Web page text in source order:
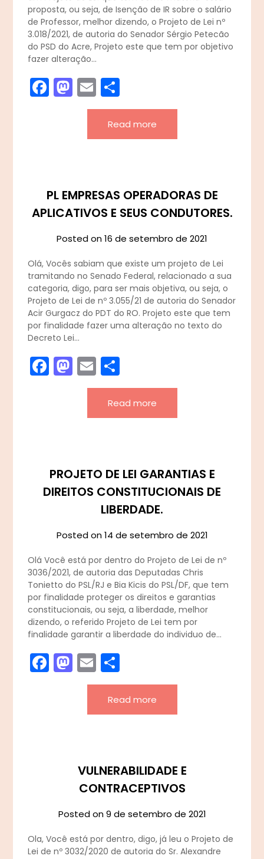
proposta, ou seja, de Isenção de IR sobre o salário
de Professor, melhor dizendo, o Projeto de Lei nº
3.018/2021, de autoria do Senador Sérgio Petecão
do PSD do Acre, Projeto este que tem por objetivo
fazer alteração…
Facebook
Mastodon
Email
Read more
PL EMPRESAS OPERADORAS DE
APLICATIVOS E SEUS CONDUTORES.
Posted on16 de setembro de 2021
Olá, Vocês sabiam que existe um projeto de Lei
tramitando no Senado Federal, relacionado a sua
categoria, digo, para ser mais objetiva, ou seja, o
Projeto de Lei de nº 3.055/21 de autoria do Senador
Acir Gurgacz do PDT do RO. Projeto este que tem
por finalidade fazer uma alteração no texto do
Decreto Lei…
Facebook
Mastodon
Email
Read more
PROJETO DE LEI GARANTIAS E
DIREITOS CONSTITUCIONAIS DE
LIBERDADE.
Posted on14 de setembro de 2021
Olá Você está por dentro do Projeto de Lei de nº
3036/2021, de autoria das Deputadas Chris
Tonietto do PSL/RJ e Bia Kicis do PSL/DF, que tem
por finalidade proteger os direitos e garantias
constitucionais, ou seja, a liberdade, melhor
dizendo, o referido Projeto de Lei tem por
finalidade garantir a liberdade do individuo de…
Facebook
Mastodon
Email
Read more
VULNERABILIDADE E
CONTRACEPTIVOS
Posted on9 de setembro de 2021
Ola, Você está por dentro, digo, já leu o Projeto de
Lei de nº 3032/2020 de autoria do Sr. Alexandre